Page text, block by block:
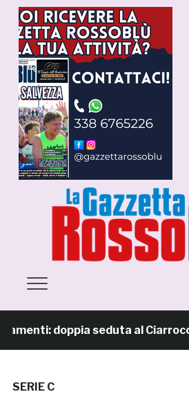
doppia seduta al Ciarrocchi.
SERIE C